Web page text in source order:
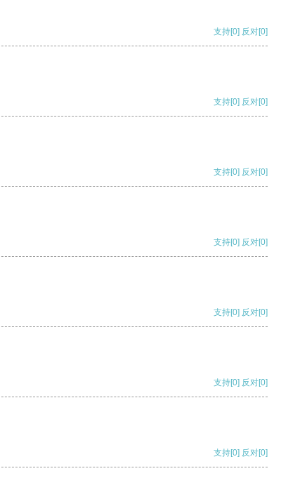
支持[0] 反对[0]
支持[0] 反对[0]
支持[0] 反对[0]
支持[0] 反对[0]
支持[0] 反对[0]
支持[0] 反对[0]
支持[0] 反对[0]